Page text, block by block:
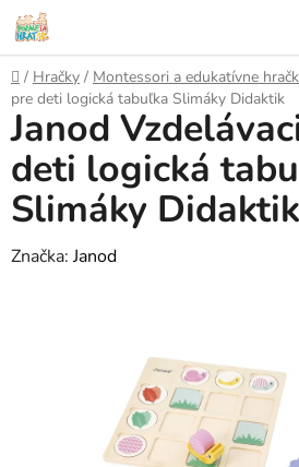
Prejsť
na
obsah
Domov
/ Hračky / Montessori a edukatívne
pre deti logická tabuľka Slimáky Didaktik
Janod
deti logická
Slimáky Didaktik
Značka:Janod